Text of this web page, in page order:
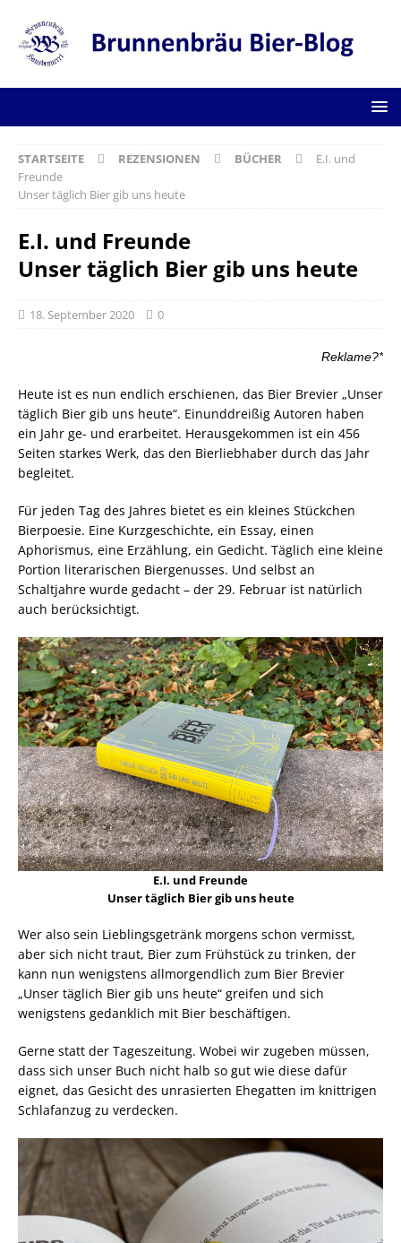
STARTSEITE REZENSIONEN BÜCHER
E.I. und
Freunde
Unser täglich Bier gib uns heute
E.I. und Freunde
Unser täglich Bier gib uns heute
18. September 2020 0
Reklame?*
Heute ist es nun endlich erschienen, das Bier Brevier „Unser
täglich Bier gib uns heute“. Einunddreißig Autoren haben
ein Jahr ge- und erarbeitet. Herausgekommen ist ein 456
Seiten starkes Werk, das den Bierliebhaber durch das Jahr
begleitet.
Für jeden Tag des Jahres bietet es ein kleines Stückchen
Bierpoesie. Eine Kurzgeschichte, ein Essay, einen
Aphorismus, eine Erzählung, ein Gedicht. Täglich eine kleine
Portion literarischen Biergenusses. Und selbst an
Schaltjahre wurde gedacht – der 29. Februar ist natürlich
auch berücksichtigt.
E.I. und Freunde
Unser täglich Bier gib uns heute
Wer also sein Lieblingsgetränk morgens schon vermisst,
aber sich nicht traut, Bier zum Frühstück zu trinken, der
kann nun wenigstens allmorgendlich zum Bier Brevier
„Unser täglich Bier gib uns heute“ greifen und sich
wenigstens gedanklich mit Bier beschäftigen.
Gerne statt der Tageszeitung. Wobei wir zugeben müssen,
dass sich unser Buch nicht halb so gut wie diese dafür
eignet, das Gesicht des unrasierten Ehegatten im knittrigen
Schlafanzug zu verdecken.